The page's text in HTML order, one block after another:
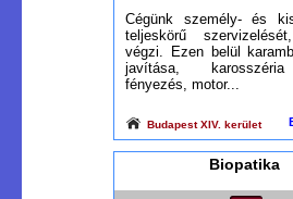
Cégünk személy- és
teljeskörű
végzi. Ezen belül
javítása,
fényezés, motor...
Budapest XIV. kerület
Biopatika